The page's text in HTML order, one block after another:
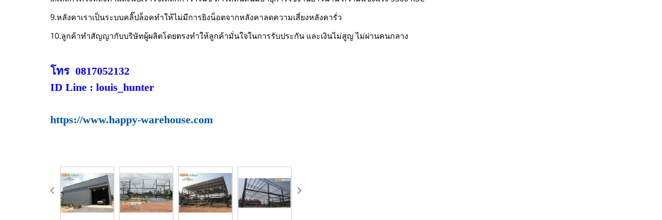
9.หลังคาเราเป็นระบบคลิ๊ปล็อคทำให้ไม่มีการยิงน็อตจากหลังคา​ลดความเสี่ยงหลังคารั่ว
10.ลูกค้าทำสัญญากับบริษัทผู้ผลิตโดยตรงทำให้ลูกค้ามั่นใจในการรับประกัน​ และเงินไม่สูญ ไม่ผ่านคนกลาง
โทร 0817052132
ID Line : louis_hunter
https://www.happy-warehouse.com